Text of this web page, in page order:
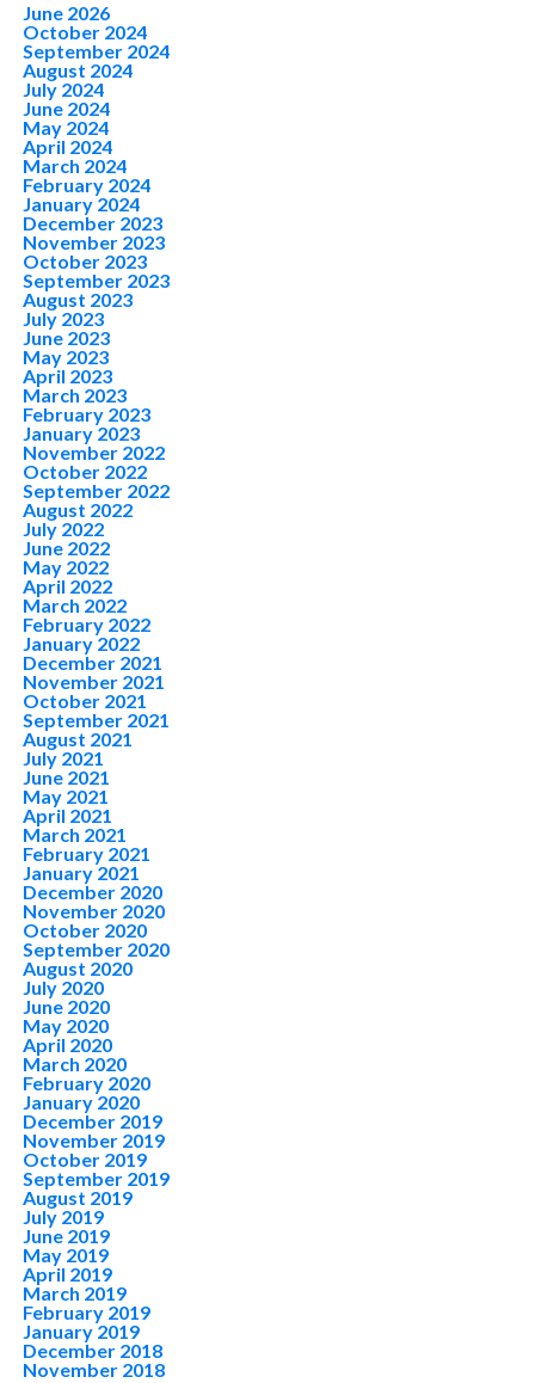
June 2026
October 2024
September 2024
August 2024
July 2024
June 2024
May 2024
April 2024
March 2024
February 2024
January 2024
December 2023
November 2023
October 2023
September 2023
August 2023
July 2023
June 2023
May 2023
April 2023
March 2023
February 2023
January 2023
November 2022
October 2022
September 2022
August 2022
July 2022
June 2022
May 2022
April 2022
March 2022
February 2022
January 2022
December 2021
November 2021
October 2021
September 2021
August 2021
July 2021
June 2021
May 2021
April 2021
March 2021
February 2021
January 2021
December 2020
November 2020
October 2020
September 2020
August 2020
July 2020
June 2020
May 2020
April 2020
March 2020
February 2020
January 2020
December 2019
November 2019
October 2019
September 2019
August 2019
July 2019
June 2019
May 2019
April 2019
March 2019
February 2019
January 2019
December 2018
November 2018